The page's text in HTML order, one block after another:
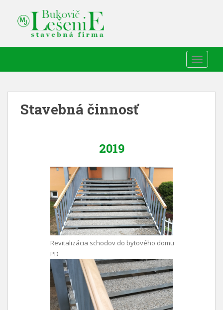
Stavebná činnosť
2019
Revitalizácia schodov do bytového domu
PD